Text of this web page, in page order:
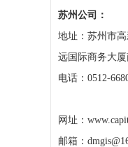
苏州公司：
地址：苏州市
远国际商务大厦
电话：0512-
网址：
邮箱：